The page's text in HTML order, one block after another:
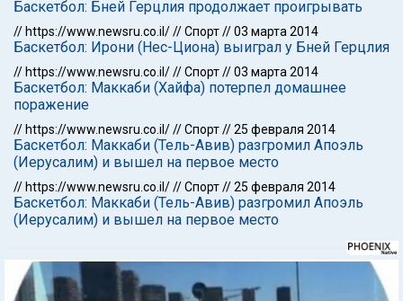
Баскетбол: Бней Герцлия продолжает проигрывать
// https://www.newsru.co.il///Спорт//03 марта 2014
Баскетбол: Ирони (Нес-Циона) выиграл у Бней Герцлия
// https://www.newsru.co.il///Спорт//03 марта 2014
Баскетбол: Маккаби (Хайфа) потерпел домашнее
поражение
// https://www.newsru.co.il///Спорт//25 февраля 2014
Баскетбол: Маккаби (Тель-Авив) разгромил Апоэль
(Иерусалим) и вышел на первое место
// https://www.newsru.co.il///Спорт//25 февраля 2014
Баскетбол: Маккаби (Тель-Авив) разгромил Апоэль
(Иерусалим) и вышел на первое место